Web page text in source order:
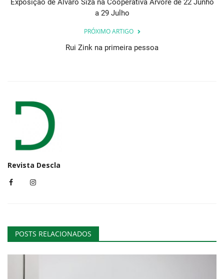
a 29 Julho
PRÓXIMO ARTIGO
Rui Zink na primeira pessoa
Revista Descla
POSTS RELACIONADOS